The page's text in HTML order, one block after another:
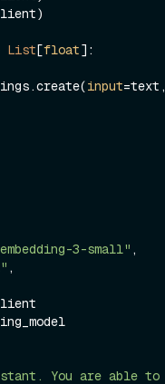
List[float]:
input=text,
3-small" ,
,